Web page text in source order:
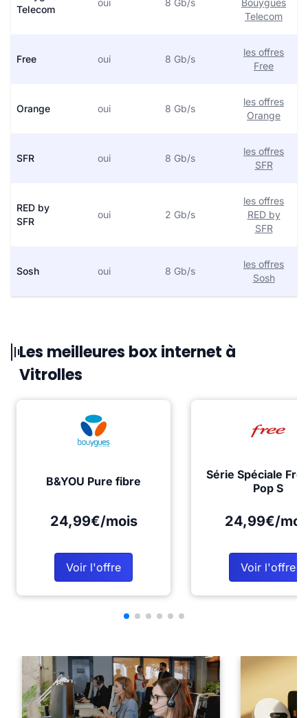
Telecom
oui 8 Gb/s
Bouygues
Telecom
Free oui 8 Gb/s
les offres
Free
Orange oui 8 Gb/s
les offres
Orange
SFR oui 8 Gb/s
les offres
SFR
RED by
SFR
oui 2 Gb/s
les offres
RED by
SFR
Sosh oui 8 Gb/s
les offres
Sosh
Les meilleures box internet à
Vitrolles
B&YOU Pure fibre
24,99€/mois
Voir l'offre
Série Spéciale
Pop S
24,99€/
Voir l'offre